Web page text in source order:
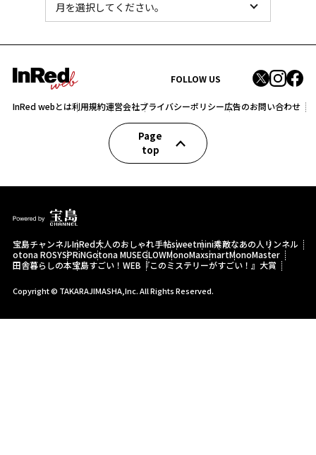
FOLLOW US
InRed webとは利用規約運営会社プライバシーポリシー広告のお問い合わせ
Page
top
宝島チャンネルInRed大人のおしゃれ手帖sweetmini素敵なあの人 リンネル
otona ROSYSPRiNGotona MUSEGLOWMonoMaxsmartMonoMaster
田舎暮らしの本宝島すごい！WEB 『このミステリーがすごい！』大賞
Copyright © TAKARAJIMASHA,Inc. All Rights Reserved.